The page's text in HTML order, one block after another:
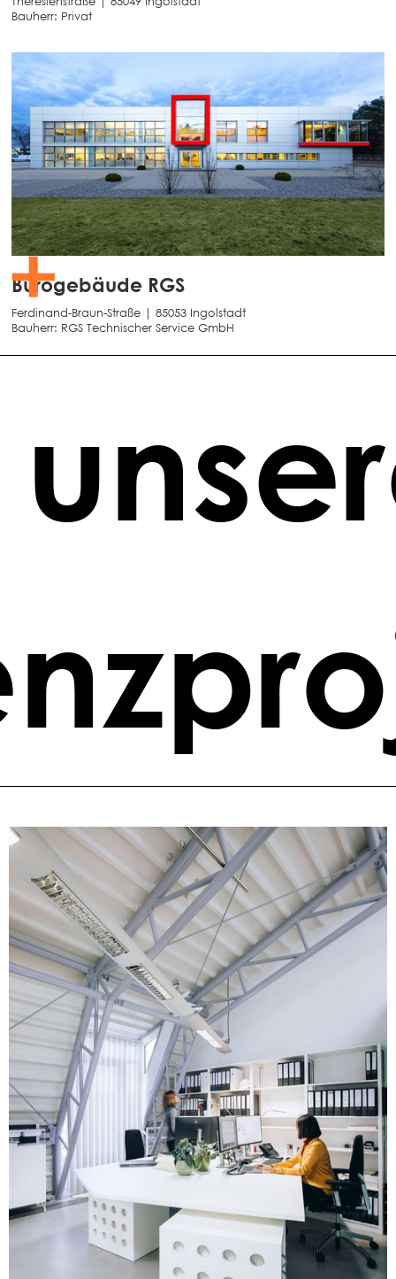
Bauherr: Privat
Bürogebäude RGS
Ferdinand-Braun-Straße | 85053 Ingolstadt
Bauherr: RGS Technischer Service GmbH